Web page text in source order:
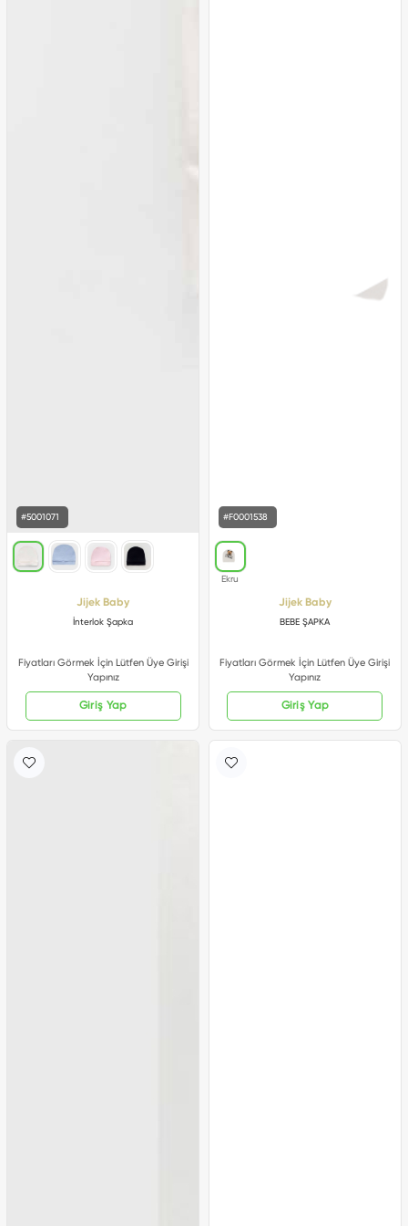
#5001071
Jijek Baby
İnterlok Şapka
Fiyatları Görmek İçin Lütfen Üye Girişi
Yapınız
Giriş Yap
#F0001538
Jijek Baby
BEBE ŞAPKA
Fiyatları Görmek İçin Lütfen Üye Girişi
Yapınız
Giriş Yap